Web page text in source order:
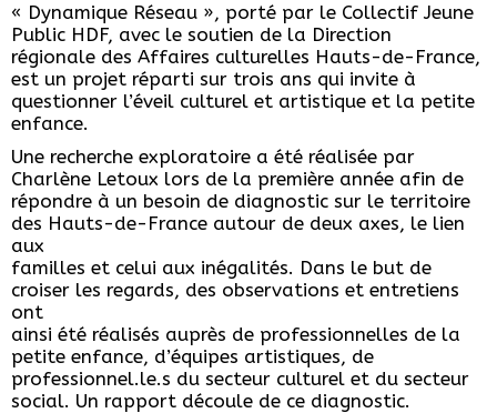
« Dynamique Réseau », porté par le Collectif Jeune
Public HDF, avec le soutien de la Direction
régionale des Affaires culturelles Hauts-de-France,
est un projet réparti sur trois ans qui invite à
questionner l’éveil culturel et artistique et la petite
enfance.
Une recherche exploratoire a été réalisée par
Charlène Letoux lors de la première année afin de
répondre à un besoin de diagnostic sur le territoire
des Hauts-de-France autour de deux axes, le lien
aux
familles et celui aux inégalités. Dans le but de
croiser les regards, des observations et entretiens
ont
ainsi été réalisés auprès de professionnelles de la
petite enfance, d’équipes artistiques, de
professionnel.le.s du secteur culturel et du secteur
social. Un rapport découle de ce diagnostic.